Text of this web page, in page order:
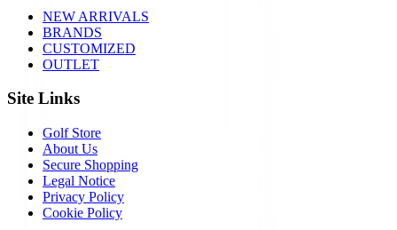
NEW ARRIVALS
BRANDS
CUSTOMIZED
OUTLET
Site Links
Golf Store
About Us
Secure Shopping
Legal Notice
Privacy Policy
Cookie Policy